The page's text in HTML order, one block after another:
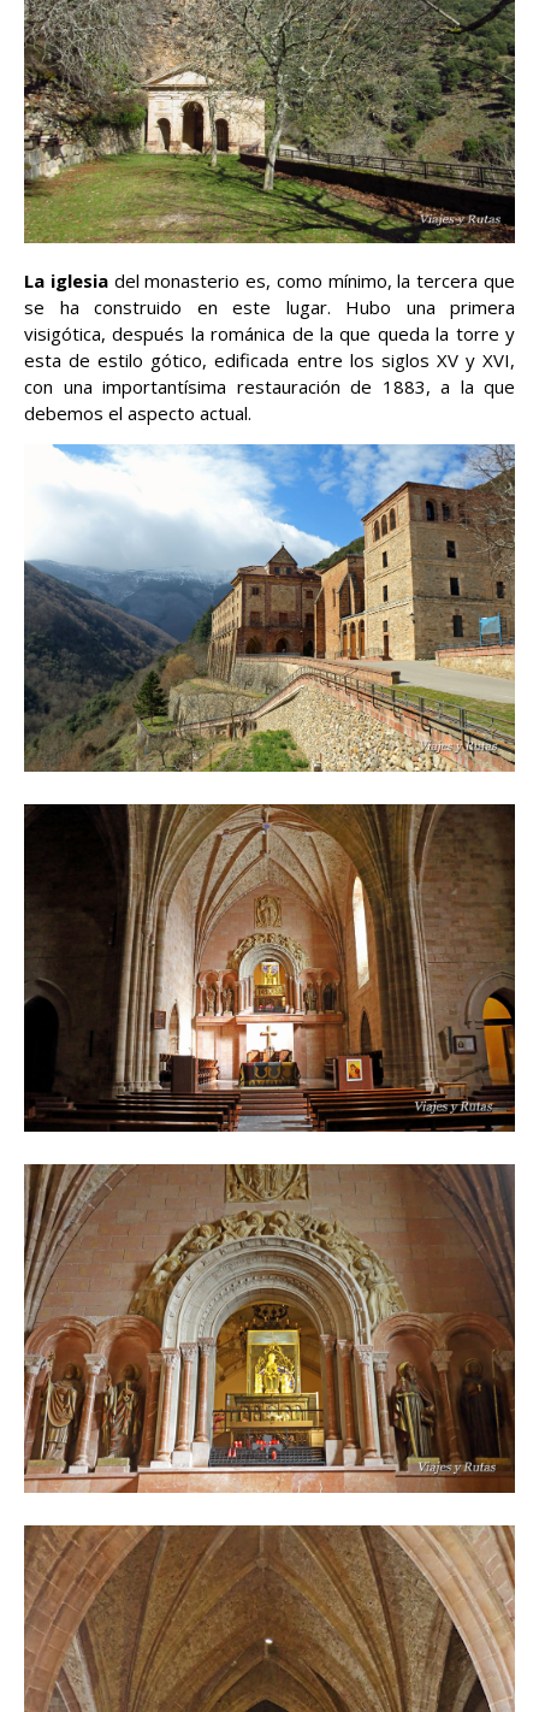
La iglesiadel monasterio es, como mínimo, la tercera que
se ha construido en este lugar. Hubo una primera
visigótica, después la románica de la que queda la torre y
esta de estilo gótico, edificada entre los siglos XV y XVI,
con una importantísima restauración de 1883, a la que
debemos el aspecto actual.